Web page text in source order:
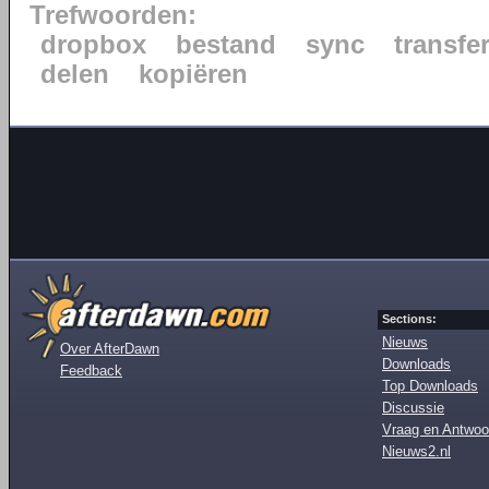
Trefwoorden:
dropbox
bestand sync
transfer
delen
kopiëren
Over AfterDawn
Feedback
Sections:
Nieuws
Downloads
Top Downloads
Discussie
Vraag en
Nieuws2.nl